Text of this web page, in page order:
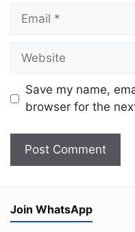
Email
Website
Save my name,
browser for the
Join WhatsApp